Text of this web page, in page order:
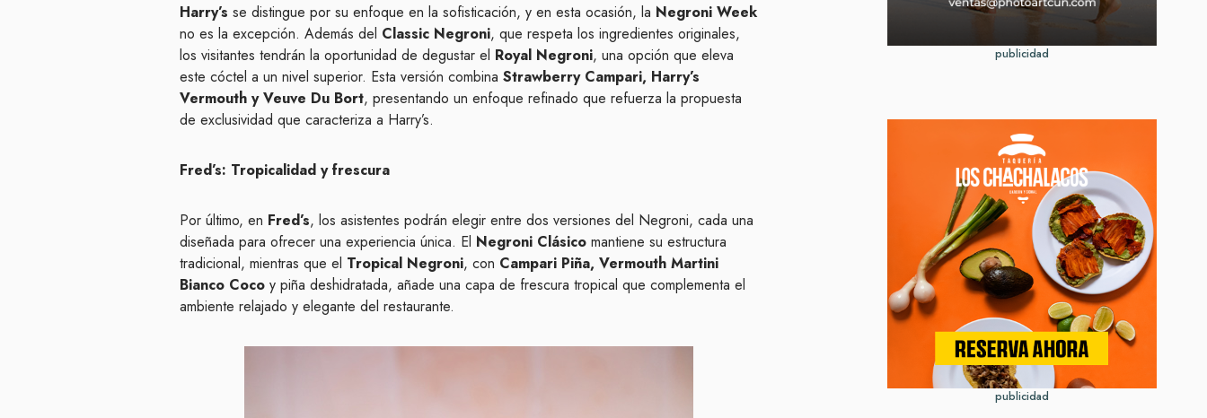
Harry’s se distingue por su enfoque en la sofisticación, y en esta ocasión, la Negroni Week
no es la excepción. Además del Classic Negroni, que respeta los ingredientes originales,
los visitantes tendrán la oportunidad de degustar el Royal Negroni, una opción que eleva
este cóctel a un nivel superior. Esta versión combina Strawberry Campari, Harry’s
Vermouth y Veuve Du Bort, presentando un enfoque refinado que refuerza la propuesta
de exclusividad que caracteriza a Harry’s.
Fred’s: Tropicalidad y frescura
Por último, en Fred’s, los asistentes podrán elegir entre dos versiones del Negroni, cada una
diseñada para ofrecer una experiencia única. El Negroni Clásico mantiene su estructura
tradicional, mientras que el Tropical Negroni, con Campari Piña, Vermouth Martini
Bianco Coco y piña deshidratada, añade una capa de frescura tropical que complementa el
ambiente relajado y elegante del restaurante.
publicidad
publicidad